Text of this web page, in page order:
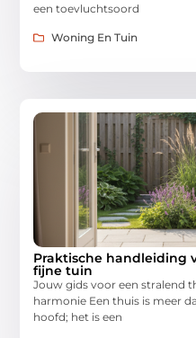
een toevluchtsoord
Woning En Tuin
Praktische handleiding
fijne tuin
Jouw gids voor een stralend
harmonie Een thuis is meer
hoofd; het is een